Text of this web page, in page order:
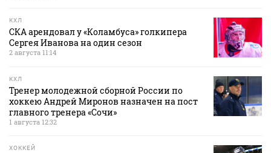
КХЛ
СКА арендовал у «Коламбуса» голкипера
Сергея Иванова на один сезон
2 августа 11:14
КХЛ
Тренер молодежной сборной России по
хоккею Андрей Миронов назначен на пост
главного тренера «Сочи»
1 августа 12:32
ХОККЕЙ